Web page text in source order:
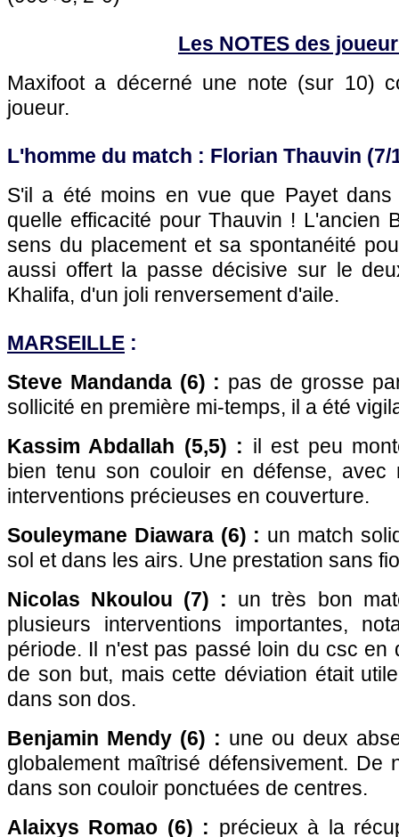
Les NOTES des
Maxifoot a décerné une note (sur 10)
joueur.
L'homme du match : Florian Thauvin (7/
S'il a été moins en vue que Payet
quelle efficacité pour Thauvin ! L'ancien
sens du placement et sa spontanéité
aussi offert la passe décisive sur le
Khalifa, d'un joli renversement d'aile.
MARSEILLE :
Steve Mandanda (6) : pas de grosse
sollicité en première mi-temps, il a été
Kassim Abdallah (5,5) : il est peu
bien tenu son couloir en défense, avec
interventions précieuses en couverture.
Souleymane Diawara (6) : un match
sol et dans les airs. Une prestation sans
Nicolas Nkoulou (7) : un très bon
plusieurs interventions importantes,
période. Il n'est pas passé loin du csc en
de son but, mais cette déviation était
dans son dos.
Benjamin Mendy (6) : une ou deux
globalement maîtrisé défensivement. De
dans son couloir ponctuées de centres.
Alaixys Romao (6) : précieux à la